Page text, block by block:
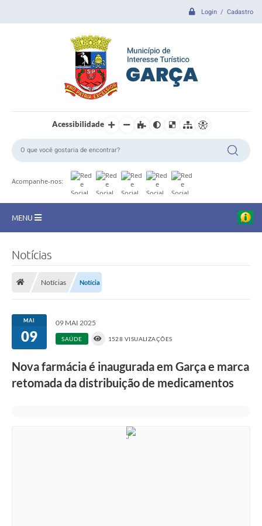
Login / Cadastro
Acessibilidade
Acompanhe-nos:
MENU
CIDADE
Prefeitura
DIÁRIO OFICIAL
OUVIDORIA
LEGISLAÇÃO
Notícias
Notícias Notícia
MAI
09
09 MAI 2025
SAÚDE 1528 VISUALIZAÇÕES
Nova farmácia é inaugurada em Garça e marca
retomada da distribuição de medicamentos